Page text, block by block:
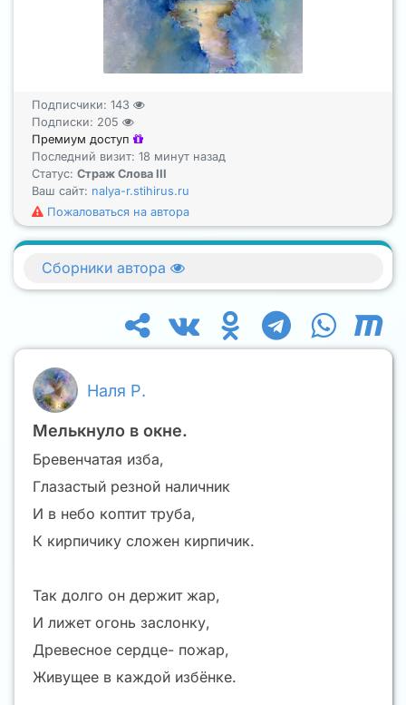
Подписчики: 143
Подписки: 205
Премиум доступ
Последний визит: 18 минут назад
Статус: Страж Слова III
Ваш сайт: nalya-r.stihirus.ru
Пожаловаться на автора
Наля Р.
Мелькнуло в окне.
Бревенчатая изба,
Глазастый резной наличник
И в небо коптит труба,
К кирпичику сложен кирпичик.
Так долго он держит жар,
И лижет огонь заслонку,
Древесное сердце- пожар,
Живущее в каждой избёнке.
Сборники автора